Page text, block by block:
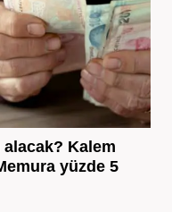
Kalem
yüzde 5